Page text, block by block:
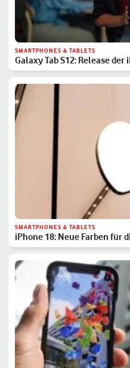
SMARTPHONES & TABLETS
Galaxy Tab S12: Release
SMARTPHONES & TABLETS
iPhone 18: Neue Farben für